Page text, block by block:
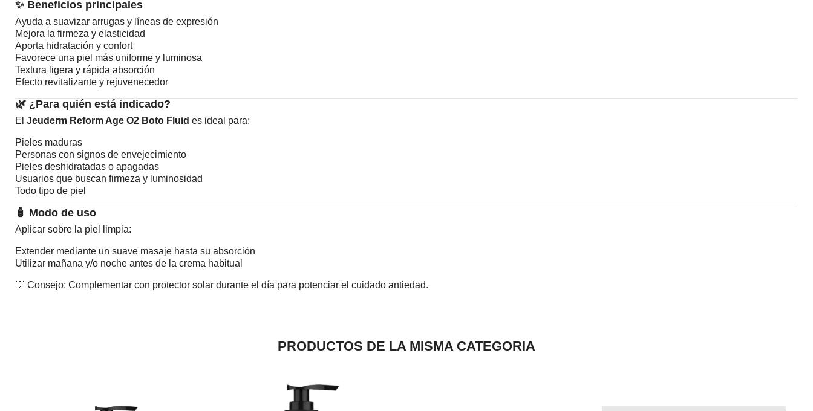
✨ Beneficios principales
Ayuda a suavizar arrugas y líneas de expresión
Mejora la firmeza y elasticidad
Aporta hidratación y confort
Favorece una piel más uniforme y luminosa
Textura ligera y rápida absorción
Efecto revitalizante y rejuvenecedor
🌿 ¿Para quién está indicado?
El Jeuderm Reform Age O2 Boto Fluid es ideal para:
Pieles maduras
Personas con signos de envejecimiento
Pieles deshidratadas o apagadas
Usuarios que buscan firmeza y luminosidad
Todo tipo de piel
🧴 Modo de uso
Aplicar sobre la piel limpia:
Extender mediante un suave masaje hasta su absorción
Utilizar mañana y/o noche antes de la crema habitual
💡 Consejo: Complementar con protector solar durante el día para potenciar el cuidado antiedad.
PRODUCTOS DE LA MISMA CATEGORIA